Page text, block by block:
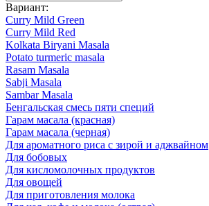
Вариант:
Curry Mild Green
Curry Mild Red
Kolkata Biryani Masala
Potato turmeric masala
Rasam Masala
Sabji Masala
Sambar Masala
Бенгальская смесь пяти специй
Гарам масала (красная)
Гарам масала (черная)
Для ароматного риса с зирой и аджвайном
Для бобовых
Для кисломолочных продуктов
Для овощей
Для приготовления молока